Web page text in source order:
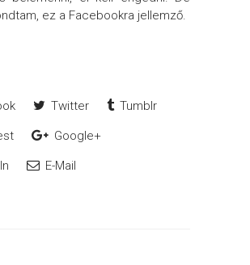
ez a Facebookra jellemző.
Twitter Tumblr
Google+
E-Mail